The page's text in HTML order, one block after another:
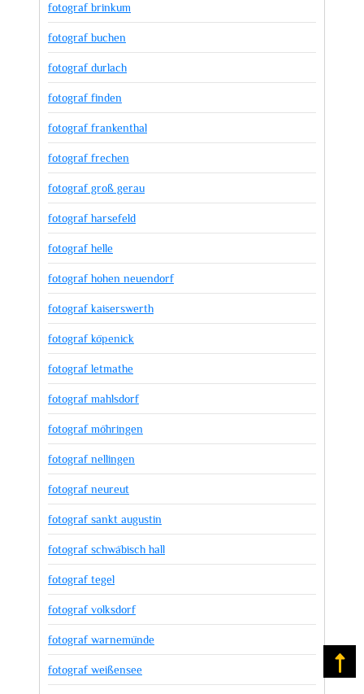
fotograf brinkum
fotograf buchen
fotograf durlach
fotograf finden
fotograf frankenthal
fotograf frechen
fotograf groß gerau
fotograf harsefeld
fotograf helle
fotograf hohen neuendorf
fotograf kaiserswerth
fotograf köpenick
fotograf letmathe
fotograf mahlsdorf
fotograf möhringen
fotograf nellingen
fotograf neureut
fotograf sankt augustin
fotograf schwäbisch hall
fotograf tegel
fotograf volksdorf
fotograf warnemünde
fotograf weißensee